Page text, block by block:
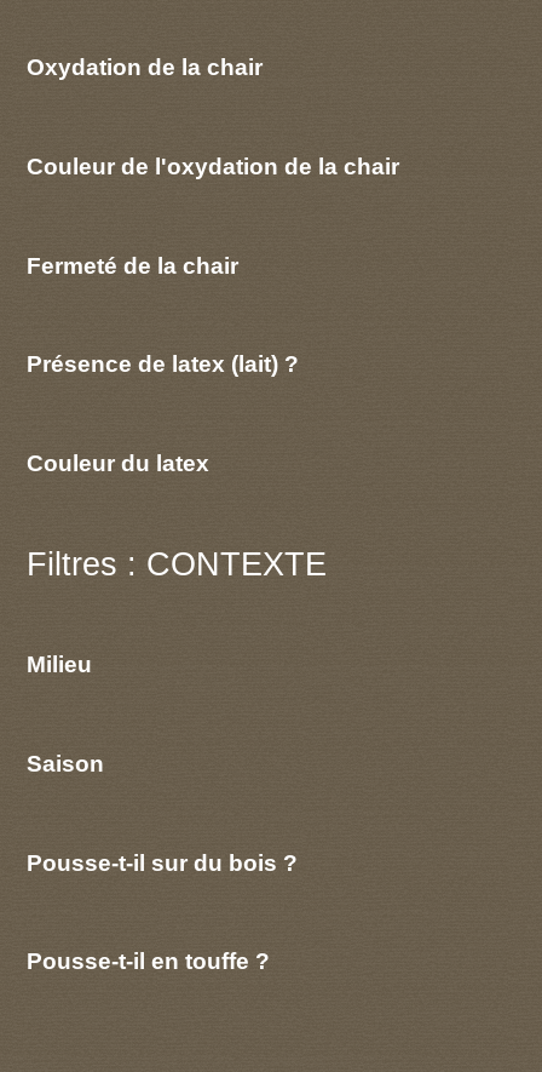
Oxydation de la chair
Couleur de l'oxydation de la chair
Fermeté de la chair
Présence de latex (lait) ?
Couleur du latex
Filtres : CONTEXTE
Milieu
Saison
Pousse-t-il sur du bois ?
Pousse-t-il en touffe ?